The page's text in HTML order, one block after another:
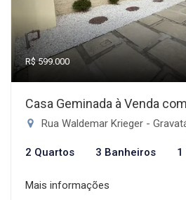
R$ 599.000
Casa Geminada à Venda
Rua Waldemar Krieger -
2 Quartos 3 Banheiros 1
Mais informações